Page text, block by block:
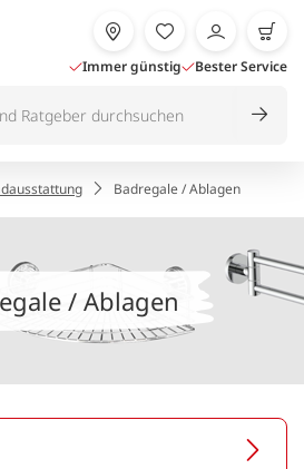
Immer günstig Bester Service
Badregale / Ablagen
/ Ablagen